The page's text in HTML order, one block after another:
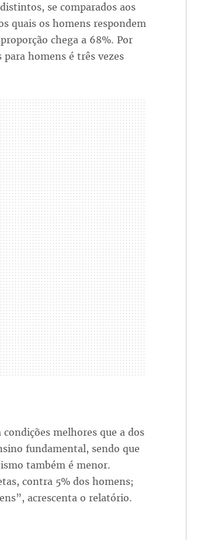
se comparados aos
quais os homens respondem
chega a 68%. Por
homens é três vezes
melhores que a dos
fundamental, sendo que
também é menor.
contra 5% dos homens;
acrescenta o relatório.